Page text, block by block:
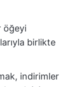
öğeyi
birlikte
indirimler